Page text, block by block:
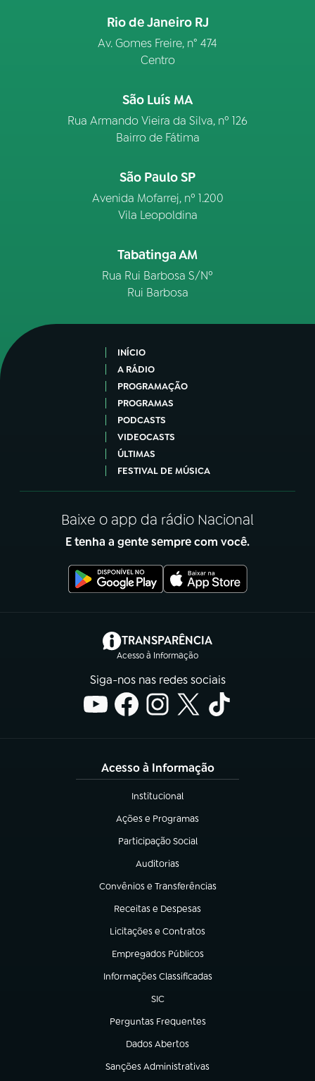
Rio de Janeiro RJ
Av. Gomes Freire, n° 474
Centro
São Luís MA
Rua Armando Vieira da Silva, nº 126
Bairro de Fátima
São Paulo SP
Avenida Mofarrej, nº 1.200
Vila Leopoldina
Tabatinga AM
Rua Rui Barbosa S/Nº
Rui Barbosa
INÍCIO
A RÁDIO
PROGRAMAÇÃO
PROGRAMAS
PODCASTS
VIDEOCASTS
ÚLTIMAS
FESTIVAL DE MÚSICA
Baixe o app da rádio Nacional
E tenha a gente sempre com você.
TRANSPARÊNCIA
Acesso à Informação
(abre em nova aba)
Siga-nos nas redes sociais
Acesso à Informação
Institucional
(abre em nova aba)
Ações e Programas
(abre em nova aba)
Participação Social
(abre em nova aba)
Auditorias
(abre em nova aba)
Convênios e Transferências
(abre em nova aba)
Receitas e Despesas
(abre em nova aba)
Licitações e Contratos
(abre em nova aba)
Empregados Públicos
(abre em nova aba)
Informações Classificadas
(abre em nova aba)
SIC
(abre em nova aba)
Perguntas Frequentes
(abre em nova aba)
Dados Abertos
(abre em nova aba)
Sanções Administrativas
(abre em nova aba)